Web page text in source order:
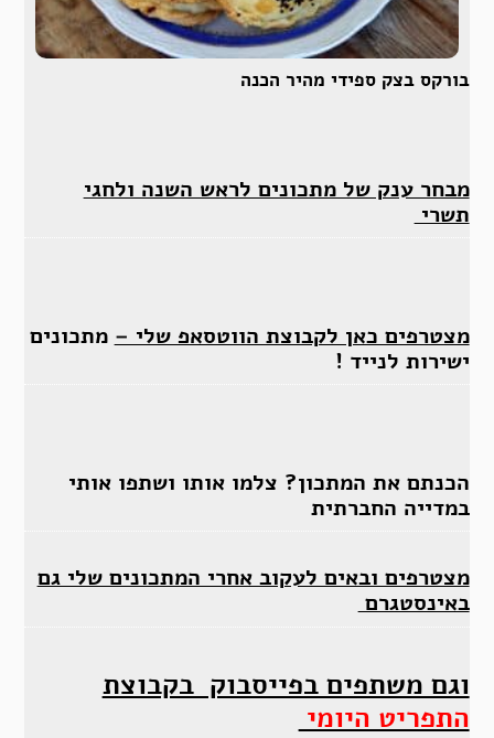
בורקס בצק ספידי מהיר הכנה
מבחר ענק של מתכונים לראש השנה ולחגי
תשרי
מצטרפים כאן לקבוצת הווטסאפ שלי – מתכונים
ישירות לנייד !
הכנתם את המתכון? צלמו אותו ושתפו אותי
במדייה החברתית
מצטרפים ובאים לעקוב אחרי המתכונים שלי גם
באינסטגרם
וגם משתפים בפייסבוק בקבוצת
התפריט היומי